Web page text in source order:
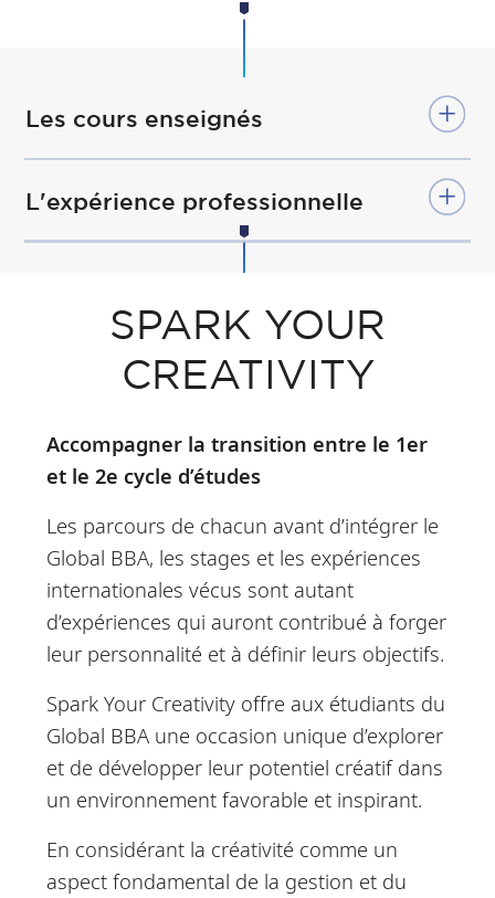
Les cours enseignés
L'expérience professionnelle
SPARK YOUR
CREATIVITY
Accompagner la transition entre le 1er
et le 2e cycle d’études
Les parcours de chacun avant d’intégrer le
Global BBA, les stages et les expériences
internationales vécus sont autant
d’expériences qui auront contribué à forger
leur personnalité et à définir leurs objectifs.
Spark Your Creativity offre aux étudiants du
Global BBA une occasion unique d’explorer
et de développer leur potentiel créatif dans
un environnement favorable et inspirant.
En considérant la créativité comme un
aspect fondamental de la gestion et du